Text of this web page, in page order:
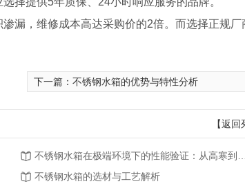
漏，维修成本高达采购价的2倍。而选择正规厂
下一篇： 不锈钢水箱的优势与特性分析
【返
不锈钢水箱的选材与工艺解析